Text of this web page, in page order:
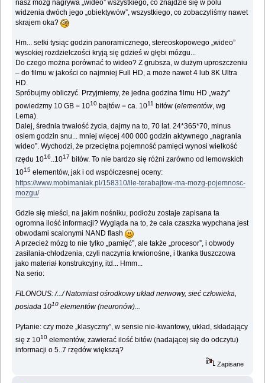
nasz mózg nagrywa „wideo” wszystkiego, co znajdzie się w polu
widzenia dwóch jego „obiektywów”, wszystkiego, co zobaczyliśmy nawet
skrajem oka?
Hm... setki tysiąc godzin panoramicznego, stereoskopowego „wideo”
wysokiej rozdzielczości kryją się gdzieś w głębi mózgu...
Do czego można porównać to wideo? Z grubsza, w dużym uproszczeniu
– do filmu w jakości co najmniej Full HD, a może nawet 4 lub 8K Ultra
HD.
Spróbujmy obliczyć. Przyjmiemy, że jedna godzina filmu HD „waży”
powiedzmy 10 GB = 1010 bajtów = ca. 1011 bitów (elementów, wg
Lema).
Dalej, średnia trwałość życia, dajmy na to, 70 lat. 24*365*70, minus
osiem godzin snu... mniej więcej 400 000 godzin aktywnego „nagrania
wideo”. Wychodzi, że przeciętna pojemność pamięci wynosi wielkość
rzędu 1016..1017 bitów. To nie bardzo się różni zarówno od lemowskich
1015 elementów, jak i od współczesnej oceny:
https://www.mobimaniak.pl/158310/ile-terabajtow-ma-mozg-pojemnosc-
mozgu/
Gdzie się mieści, na jakim nośniku, podłożu zostaje zapisana ta
ogromna ilość informacji? Wygląda na to, że cała czaszka wypchana jest
obwodami scalonymi NAND flash
A przecież mózg to nie tylko „pamięć”, ale także „procesor”, i obwody
zasilania-chłodzenia, czyli naczynia krwionośne, i tkanka tłuszczowa
jako materiał konstrukcyjny, itd... Hmm...
Na serio:
FILONOUS: /.../ Natomiast ośrodkowy układ nerwowy, sieć człowieka,
posiada 1010 elementów (neuronów)...
Pytanie: czy może „klasyczny”, w sensie nie-kwantowy, układ, składający
się z 1010 elementów, zawierać ilość bitów (nadającej się do odczytu)
informacji o 5..7 rzędów większą?
Zapisane